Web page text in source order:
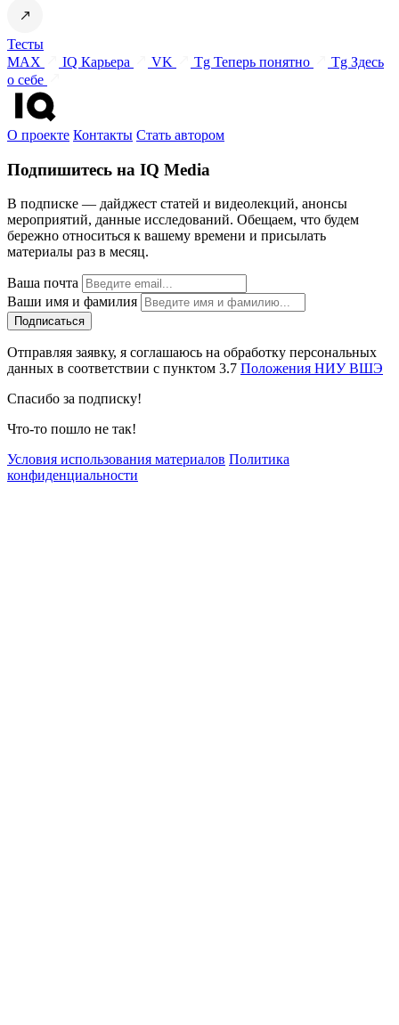
Тесты
MAX
IQ Карьера VK Tg Теперь понятно
Tg Здесь
о себе
О проекте Контакты Стать автором
Подпишитесь на IQ Media
В подписке — дайджест статей и видеолекций, анонсы
мероприятий, данные исследований. Обещаем, что будем
бережно относиться к вашему времени и присылать
материалы раз в месяц.
Ваша почта
Ваши имя и фамилия
Отправляя заявку, я соглашаюсь на обработку персональных
данных в соответствии с пунктом 3.7 Положения НИУ ВШЭ
Спасибо за подписку!
Что-то пошло не так!
Условия использования материалов Политика
конфиденциальности